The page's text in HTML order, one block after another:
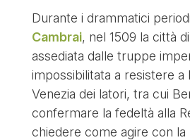
Durante i drammatici
Cambrai, nel 1509 la città
assediata dalle truppe
impossibilitata a resistere a
Venezia dei latori, tra cui
confermare la fedeltà alla
chiedere come agire con la